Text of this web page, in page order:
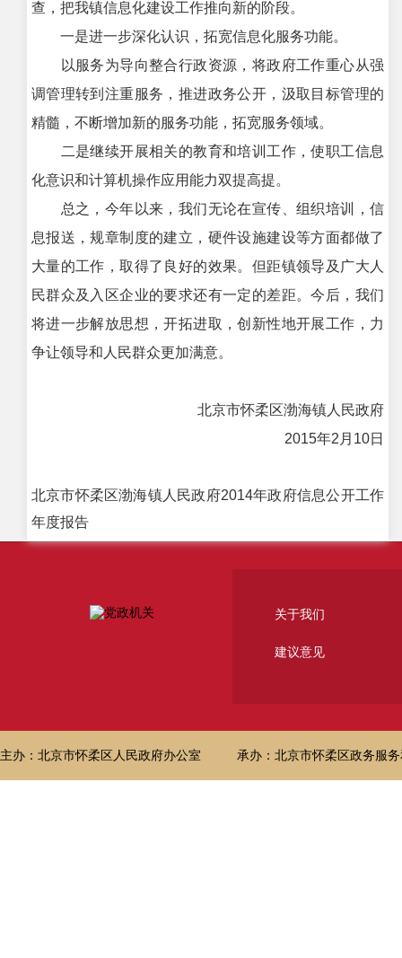
查，把我镇信息化建设工作推向新的阶段。
一是进一步深化认识，拓宽信息化服务功能。
以服务为导向整合行政资源，将政府工作重心从强
调管理转到注重服务，推进政务公开，汲取目标管理的
精髓，不断增加新的服务功能，拓宽服务领域。
二是继续开展相关的教育和培训工作，使职工信息
化意识和计算机操作应用能力双提高提。
总之，今年以来，我们无论在宣传、组织培训，信
息报送，规章制度的建立，硬件设施建设等方面都做了
大量的工作，取得了良好的效果。但距镇领导及广大人
民群众及入区企业的要求还有一定的差距。今后，我们
将进一步解放思想，开拓进取，创新性地开展工作，力
争让领导和人民群众更加满意。
北京市怀柔区渤海镇人民政府
2015年2月10日
北京市怀柔区渤海镇人民政府2014年政府信息公开工作
年度报告
关于我们
建议意见
主办：北京市怀柔区人民政府办公室 承办：北京市怀柔区政务服